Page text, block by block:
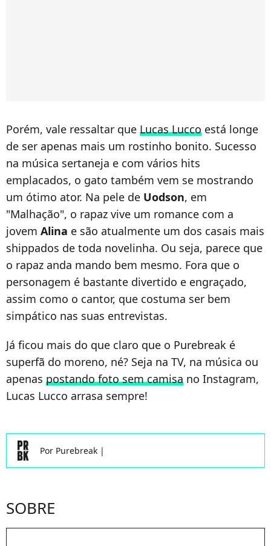
Porém, vale ressaltar que Lucas Lucco está longe
de ser apenas mais um rostinho bonito. Sucesso
na música sertaneja e com vários hits
emplacados, o gato também vem se mostrando
um ótimo ator. Na pele de Uodson, em
"Malhação", o rapaz vive um romance com a
jovem Alina e são atualmente um dos casais mais
shippados de toda novelinha. Ou seja, parece que
o rapaz anda mando bem mesmo. Fora que o
personagem é bastante divertido e engraçado,
assim como o cantor, que costuma ser bem
simpático nas suas entrevistas.
Já ficou mais do que claro que o Purebreak é
superfã do moreno, né? Seja na TV, na música ou
apenas postando foto sem camisa no Instagram,
Lucas Lucco arrasa sempre!
Por Purebreak |
SOBRE